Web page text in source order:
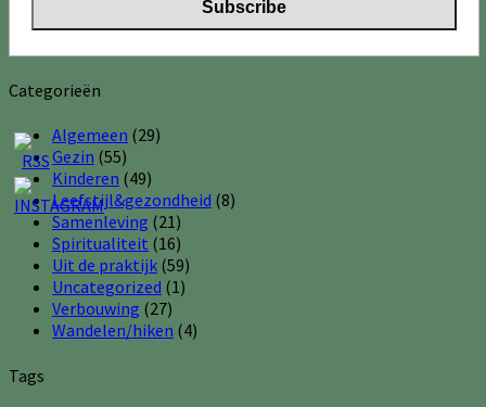
Categorieën
Algemeen (29)
Gezin (55)
Kinderen (49)
Leefstijl&gezondheid (8)
Samenleving (21)
Spiritualiteit (16)
Uit de praktijk (59)
Uncategorized (1)
Verbouwing (27)
Wandelen/hiken (4)
Tags